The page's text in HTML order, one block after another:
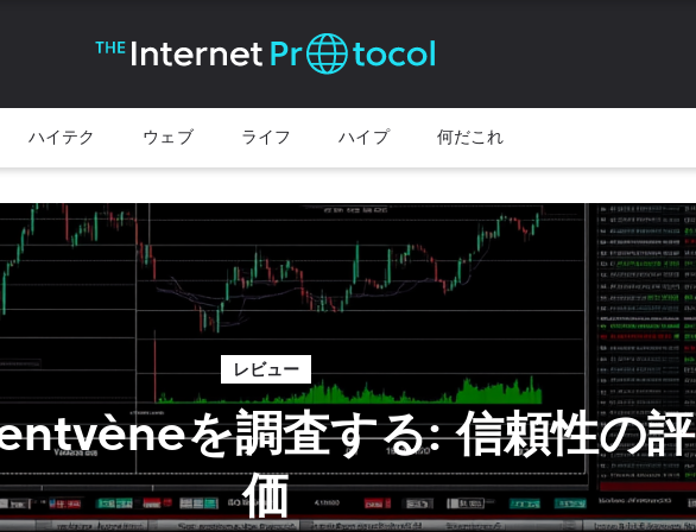
ハイテク ウェブ ライフ ハイプ 何だこれ
レビュー
を調査する: 信頼性の評
価